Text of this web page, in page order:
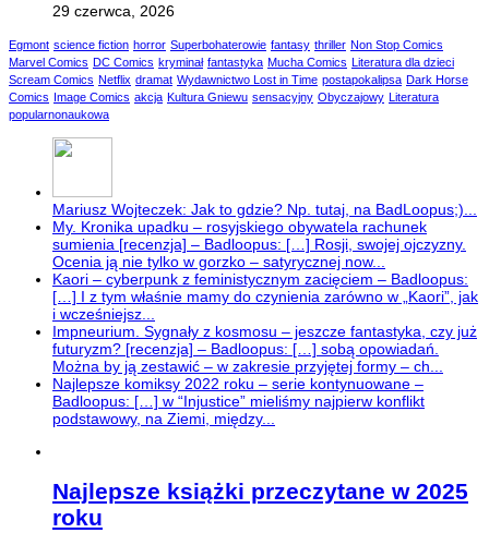
29 czerwca, 2026
Egmont science fiction horror Superbohaterowie fantasy thriller Non Stop Comics
Marvel Comics DC Comics kryminał fantastyka Mucha Comics Literatura dla dzieci
Scream Comics Netflix dramat Wydawnictwo Lost in Time postapokalipsa Dark Horse
Comics Image Comics akcja Kultura Gniewu sensacyjny Obyczajowy Literatura
popularnonaukowa
Mariusz Wojteczek: Jak to gdzie? Np. tutaj, na BadLoopus;)...
My. Kronika upadku – rosyjskiego obywatela rachunek
sumienia [recenzja] – Badloopus: […] Rosji, swojej ojczyzny.
Ocenia ją nie tylko w gorzko – satyrycznej now...
Kaori – cyberpunk z feministycznym zacięciem – Badloopus:
[…] I z tym właśnie mamy do czynienia zarówno w „Kaori”, jak
i wcześniejsz...
Impneurium. Sygnały z kosmosu – jeszcze fantastyka, czy już
futuryzm? [recenzja] – Badloopus: […] sobą opowiadań.
Można by ją zestawić – w zakresie przyjętej formy – ch...
Najlepsze komiksy 2022 roku – serie kontynuowane –
Badloopus: […] w “Injustice” mieliśmy najpierw konflikt
podstawowy, na Ziemi, między...
Najlepsze książki przeczytane w 2025
roku